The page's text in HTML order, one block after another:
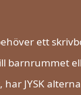
ett
barnrummet
JYSK